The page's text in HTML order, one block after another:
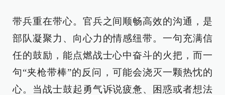
带兵重在带心。官兵之间顺畅高效的沟通，是
部队凝聚力、向心力的情感纽带。一句充满信
任的鼓励，能点燃战士心中奋斗的火把，而一
句“夹枪带棒”的反问，可能会浇灭一颗热忱的
心。当战士鼓起勇气诉说疲惫、困惑或者想法